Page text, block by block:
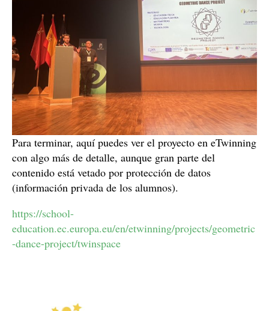
Para terminar, aquí puedes ver el proyecto en eTwinning
con algo más de detalle, aunque gran parte del
contenido está vetado por protección de datos
(información privada de los alumnos).
https://school-
education.ec.europa.eu/en/etwinning/projects/geometric
-dance-project/twinspace